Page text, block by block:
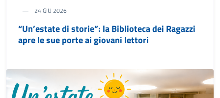
24 GIU 2026
“Un’estate di storie”: la Biblioteca dei Ragazzi
apre le sue porte ai giovani lettori